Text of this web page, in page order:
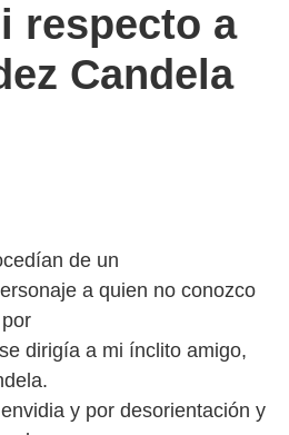
respecto a
Candela